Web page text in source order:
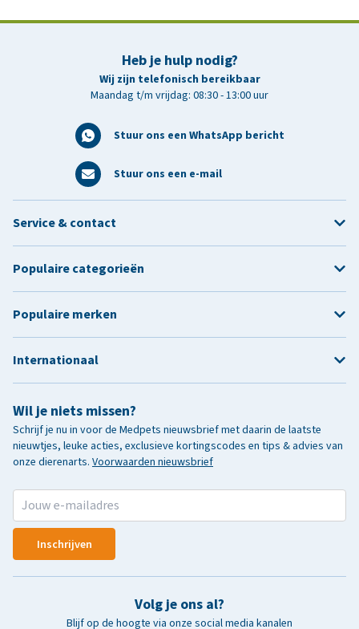
Heb je hulp nodig?
Wij zijn telefonisch bereikbaar
Maandag t/m vrijdag: 08:30 - 13:00 uur
Stuur ons een WhatsApp bericht
Stuur ons een e-mail
Wil je niets missen?
Schrijf je nu in voor de Medpets nieuwsbrief met daarin de laatste
nieuwtjes, leuke acties, exclusieve kortingscodes en tips & advies van
onze dierenarts. Voorwaarden nieuwsbrief
Inschrijven
Volg je ons al?
Blijf op de hoogte via onze social media kanalen
Service & contact
Populaire categorieën
Populaire merken
Internationaal